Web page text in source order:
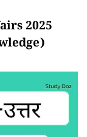
2025